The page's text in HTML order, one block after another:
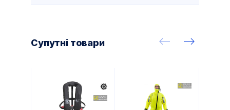
плотів
Супутні товари